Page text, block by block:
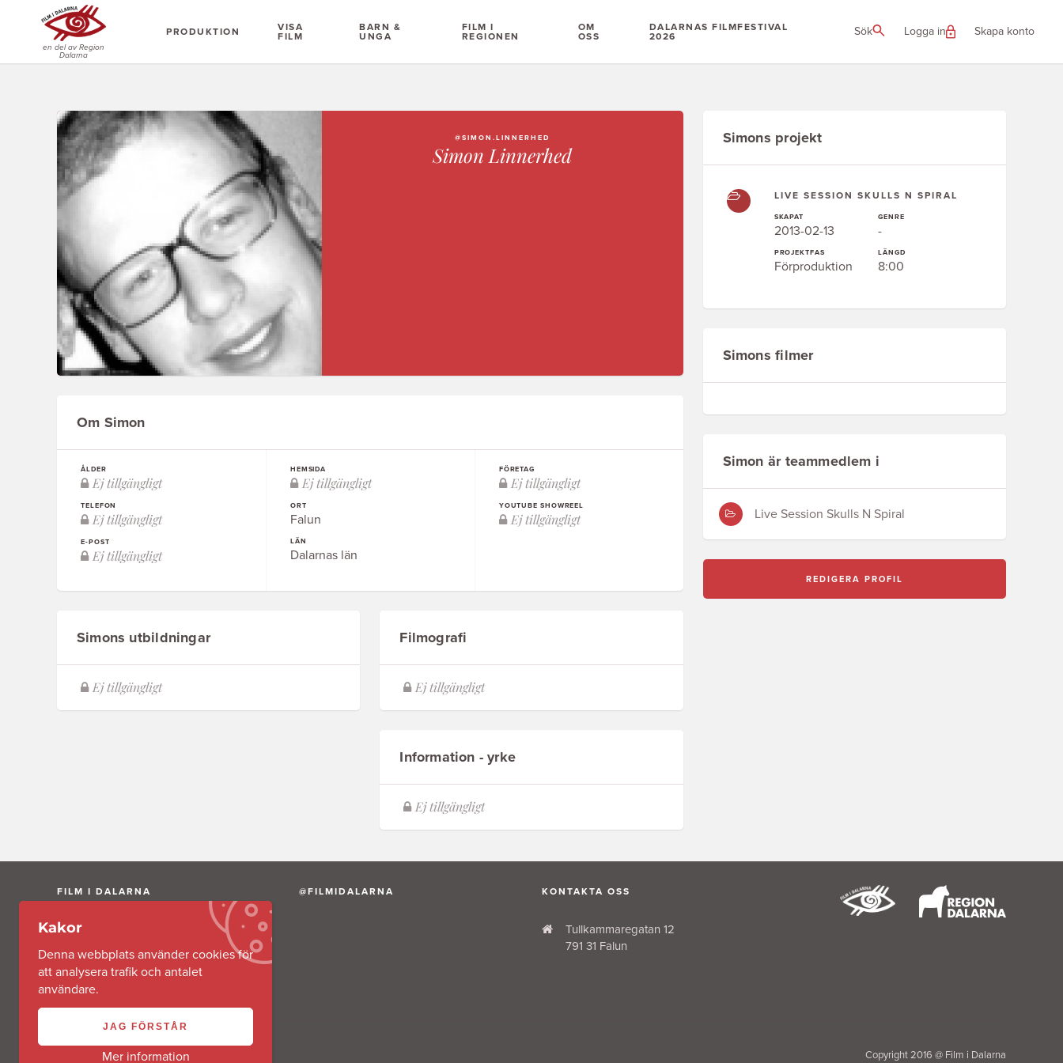
en del av Region
Dalarna
PRODUKTION
VISA
FILM
BARN &
UNGA
FILM I
REGIONEN
OM
OSS
DALARNAS FILMFESTIVAL
2026
Sök Logga in Skapa konto
@SIMON.LINNERHED
Simon Linnerhed
Om Simon
ÅLDER
TELEFON
E-POST
HEMSIDA
ORT
Falun
LÄN
Dalarnas län
FÖRETAG
YOUTUBE SHOWREEL
Simons utbildningar Filmografi
Information - yrke
Simons projekt
LIVE SESSION SKULLS N SPIRAL
SKAPAT
2013-02-13
PROJEKTFAS
Förproduktion
GENRE
-
LÄNGD
8:00
Simons filmer
Simon är teammedlem i
Live Session Skulls N Spiral
REDIGERA PROFIL
FILM I DALARNA
Film i Dalarna AB är ett av Region Dalarna
@FILMIDALARNA KONTAKTA OSS
Tullkammaregatan 12
791 31 Falun
Copyright 2016 @ Film i Dalarna
Kakor
Denna webbplats använder cookies för
att analysera trafik och antalet
användare.
JAG FÖRSTÅR
Mer information